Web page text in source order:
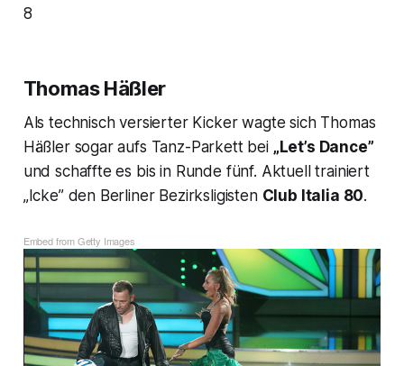
8
Thomas Häßler
Als technisch versierter Kicker wagte sich Thomas
Häßler sogar aufs Tanz-Parkett bei „Let’s Dance”
und schaffte es bis in Runde fünf. Aktuell trainiert
„Icke” den Berliner Bezirksligisten Club Italia 80.
Embed from Getty Images